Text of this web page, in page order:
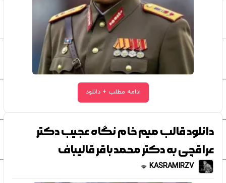
ادامه مطلب + دانلود
دانلود قالب میم خام نگاه عجیب دکتر
عراقچی به دکتر محمد باقر قالیباف
KASRAMIRZV